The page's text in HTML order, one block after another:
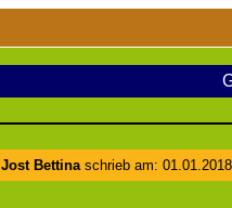
Jost Bettinaschrieb am: